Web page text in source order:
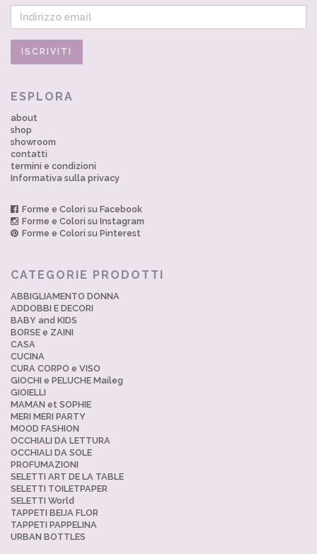
ESPLORA
about
shop
showroom
contatti
termini e condizioni
Informativa sulla privacy
Forme e Colori su Facebook
Forme e Colori su Instagram
Forme e Colori su Pinterest
CATEGORIE PRODOTTI
ABBIGLIAMENTO DONNA
ADDOBBI E DECORI
BABY and KIDS
BORSE e ZAINI
CASA
CUCINA
CURA CORPO e VISO
GIOCHI e PELUCHE Maileg
GIOIELLI
MAMAN et SOPHIE
MERI MERI PARTY
MOOD FASHION
OCCHIALI DA LETTURA
OCCHIALI DA SOLE
PROFUMAZIONI
SELETTI ART DE LA TABLE
SELETTI TOILETPAPER
SELETTI World
TAPPETI BEIJA FLOR
TAPPETI PAPPELINA
URBAN BOTTLES